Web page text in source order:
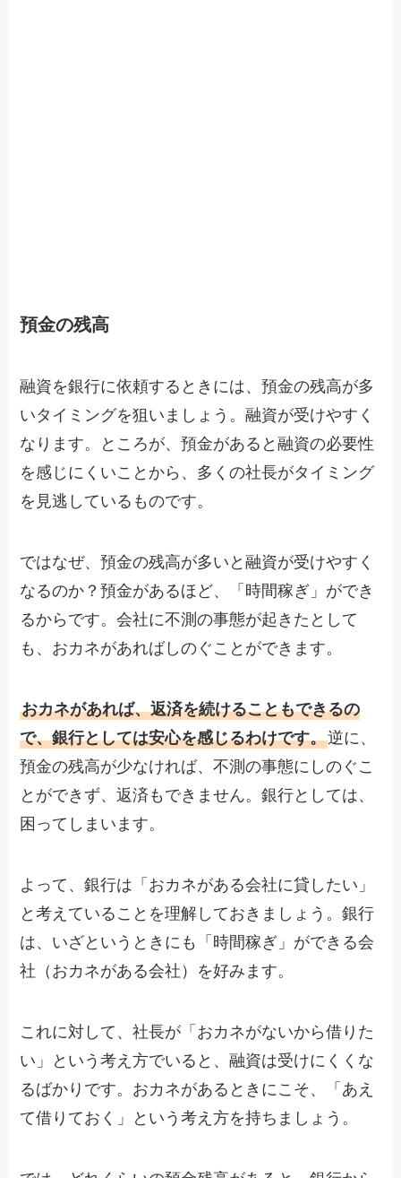
預金の残高
融資を銀行に依頼するときには、預金の残高が多
いタイミングを狙いましょう。融資が受けやすく
なります。ところが、預金があると融資の必要性
を感じにくいことから、多くの社長がタイミング
を見逃しているものです。
ではなぜ、預金の残高が多いと融資が受けやすく
なるのか？預金があるほど、「時間稼ぎ」ができ
るからです。会社に不測の事態が起きたとして
も、おカネがあればしのぐことができます。
おカネがあれば、返済を続けることもできるの
で、銀行としては安心を感じるわけです。逆に、
預金の残高が少なければ、不測の事態にしのぐこ
とができず、返済もできません。銀行としては、
困ってしまいます。
よって、銀行は「おカネがある会社に貸したい」
と考えていることを理解しておきましょう。銀行
は、いざというときにも「時間稼ぎ」ができる会
社（おカネがある会社）を好みます。
これに対して、社長が「おカネがないから借りた
い」という考え方でいると、融資は受けにくくな
るばかりです。おカネがあるときにこそ、「あえ
て借りておく」という考え方を持ちましょう。